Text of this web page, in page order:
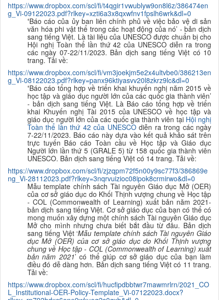
https://www.dropbox.com/scl/fi/t4qgir1vwublyw9on8l6z/386474en
g_Vi-09122023.pdf?rlkey=xzti6a3x8qxwfnv1fpslh6wrk&dl=0
‘Báo cáo của ủy ban liên chính phủ về việc bảo vệ di sản
văn hóa phi vật thể trong các hoạt động của nó’ - bản dịch
sang tiếng Việt. Là tài liệu của UNESCO được chuẩn bị cho
Hội nghị Toàn thể lần thứ 42 của UNESCO diễn ra trong
các ngày 07-22/11/2023. Bản dịch sang tiếng Việt có 10
trang. Tải về:
https://www.dropbox.com/scl/fi/vm3joekjm5e2x4ultvbe0/386213en
g_Vi-08122023.pdf?rlkey=panx96ktiyasvv20l8zkrz9lc&dl=0
‘Báo cáo tổng hợp về triển khai khuyến nghị năm 2015 về
học tập và giáo dục người lớn của các quốc gia thành viên’
- bản dịch sang tiếng Việt. Là Báo cáo tổng hợp về triển
khai Khuyến nghị Tài 2015 của UNESCO về học tập và
giáo dục người lớn của các quốc gia thành viên tại Hội nghị
Toàn thể lần thứ 42 của UNESCOdiễn ra trong các ngày
7-22/11/2023. Báo cáo này dựa vào kết quả khảo sát trên
trực tuyến Báo cáo Toàn cầu về Học tập và Giáo dục
Người lớn lần thứ 5 (GRALE 5) từ 158 quốc gia thành viên
UNESCO. Bản dịch sang tiếng Việt có 14 trang. Tải về:
https://www.dropbox.com/scl/fi/zjzqpm72f5n00y9sc77f3/386869e
ng_Vi-28112023.pdf?rlkey=3nqrvuizioc08ipok8crmirwo&dl=0
Mẫu template chính sách Tài nguyên Giáo dục Mở (OER)
của cơ sở giáo dục do Khối Thịnh vượng chung về Học tập
- COL (Commonwealth of Learning) xuất bản năm 2021-
bản dịch sang tiếng Việt. Cơ sở giáo dục của bạn có thể có
mong muốn xây dựng một chính sách Tài nguyên Giáo dục
Mở cho mình nhưng chưa biết bắt đầu từ đâu. Bản dịch
sang tiếng Việt ‘Mẫu template chính sách Tài nguyên Giáo
dục Mở (OER) của cơ sở giáo dục do Khối Thịnh vượng
chung về Học tập - COL (Commonwealth of Learning) xuất
bản năm 2021’ có thể giúp cơ sở giáo dục của bạn làm
điều đó dễ dàng hơn. Bản dịch sang tiếng Việt có 11 trang.
Tải về:
https://www.dropbox.com/scl/fi/hucfipdbbtwr7mawmrlrn/2021_CO
L_Institutional-OER-Policy-Template_Vi-07122023.docx?